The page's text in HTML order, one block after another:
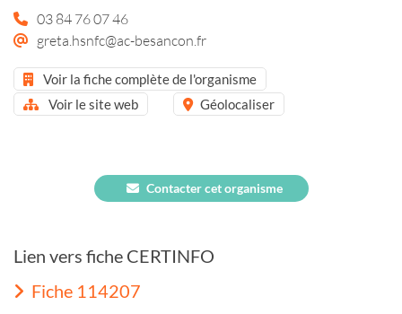
03 84 76 07 46
greta.hsnfc@ac-besancon.fr
Voir la fiche complète de l'organisme
Voir le site web
Géolocaliser
Contacter cet organisme
Lien vers fiche CERTINFO
Fiche 114207